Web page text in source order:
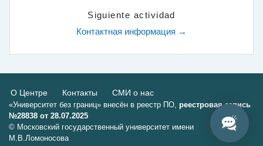
Siguiente actividad
Контактная информация →
О Центре Контакты СМИ о нас
«Университет без границ» внесён в реестр ПО, реестровая запись
№28838 от 28.07.2025
© Московский государственный университет имени
М.В.Ломоносова